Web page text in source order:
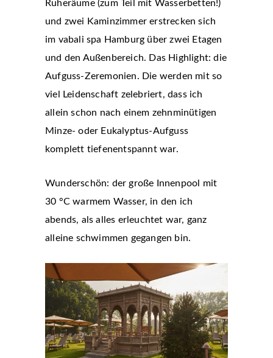
Ruheräume (zum Teil mit Wasserbetten!)
und zwei Kaminzimmer erstrecken sich
im vabali spa Hamburg über zwei Etagen
und den Außenbereich. Das Highlight: die
Aufguss-Zeremonien. Die werden mit so
viel Leidenschaft zelebriert, dass ich
allein schon nach einem zehnminütigen
Minze- oder Eukalyptus-Aufguss
komplett tiefenentspannt war.
Wunderschön: der große Innenpool mit
30 °C warmem Wasser, in den ich
abends, als alles erleuchtet war, ganz
alleine schwimmen gegangen bin.